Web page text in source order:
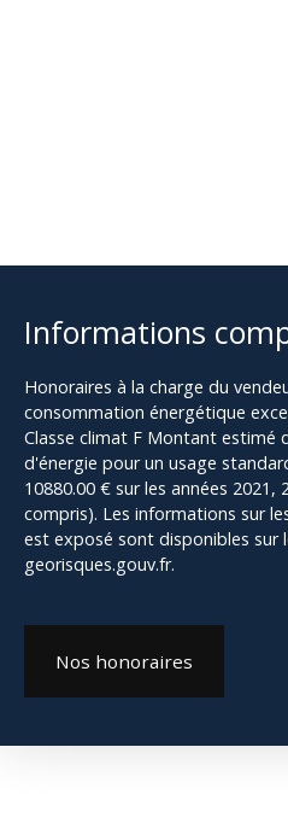
Informations
Honoraires à la charge du
consommation énergétique
Classe climat F Montant estimé
d'énergie pour un usage
10880.00 € sur les années
compris). Les informations sur
est exposé sont disponibles sur
georisques.gouv.fr.
Nos honoraires